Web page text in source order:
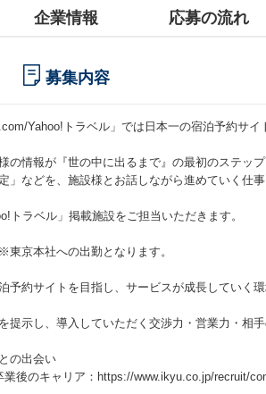
企業情報 応募の流れ
募集内容
Yahoo!トラベル」では日本一の宿泊予約サ
の情報が『世の中に出るまで』の最初のステッ
」などを、施設様とお話しながら進めていく仕
トラベル」掲載施設をご担当いただきます。
京本社への出勤となります。
約サイトを目指し、サービスが成長していく
提示し、導入していただく交渉力・営業力・相
の出会い
業後のキャリア：https://www.ikyu.co.jp/recruit/